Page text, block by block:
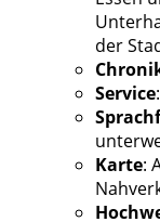
der
Service
Karte: